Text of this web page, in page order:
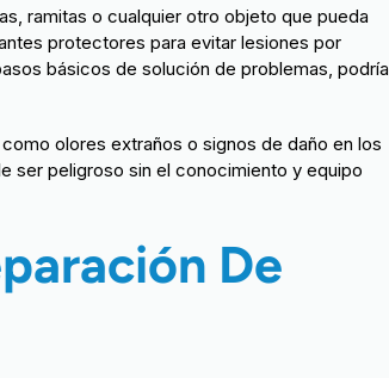
ramitas o cualquier otro objeto que pueda
protectores para evitar lesiones por
básicos de solución de problemas, podría
olores extraños o signos de daño en los
ser peligroso sin el conocimiento y equipo
De